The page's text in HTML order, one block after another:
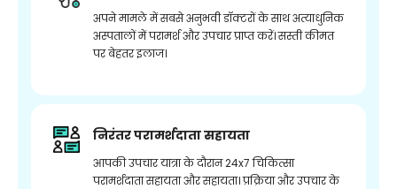
अपने मामले में सबसे अनुभवी डॉक्टरों के साथ अत्याधुनिक
अस्पतालों में परामर्श और उपचार प्राप्त करें। सस्ती कीमत
पर बेहतर इलाज।
निरंतर परामर्शदाता सहायता
आपकी उपचार यात्रा के दौरान 24x7 चिकित्सा
परामर्शदाता सहायता और सहायता। प्रक्रिया और उपचार के